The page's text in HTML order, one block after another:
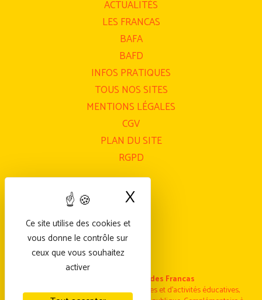
ACTUALITÉS
LES FRANCAS
BAFA
BAFD
INFOS PRATIQUES
TOUS NOS SITES
MENTIONS LÉGALES
CGV
PLAN DU SITE
RGPD
Fédération nationale des Francas
Fédération nationale laïque de structures et d’activités éducatives,
Ce site utilise des cookies et
vous donne le contrôle sur
ceux que vous souhaitez
activer
X